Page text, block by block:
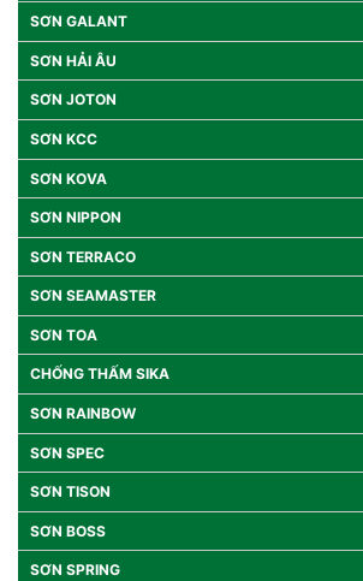
SƠN GALANT
SƠN HẢI ÂU
SƠN JOTON
SƠN KCC
SƠN KOVA
SƠN NIPPON
SƠN TERRACO
SƠN SEAMASTER
SƠN TOA
CHỐNG THẤM SIKA
SƠN RAINBOW
SƠN SPEC
SƠN TISON
SƠN BOSS
SƠN SPRING